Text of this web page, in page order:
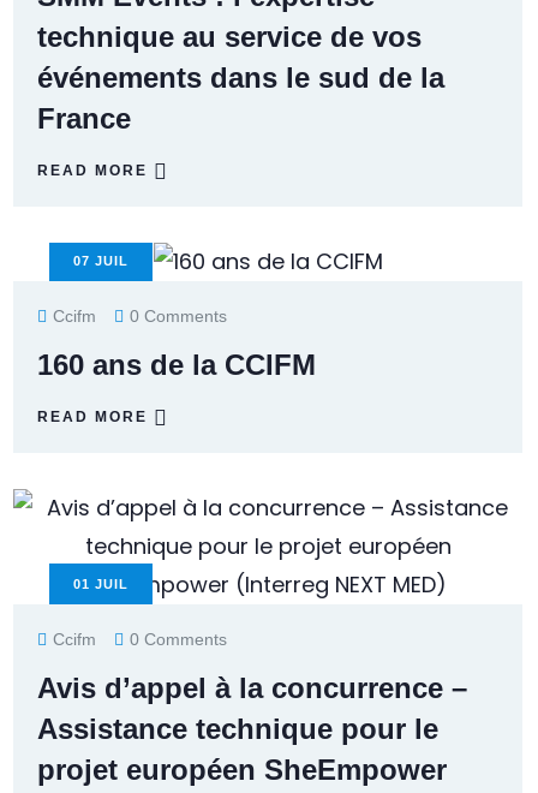
technique au service de vos
événements dans le sud de la
France
READ MORE
07 JUIL
Ccifm 0 Comments
160 ans de la CCIFM
READ MORE
01 JUIL
Ccifm 0 Comments
Avis d’appel à la concurrence –
Assistance technique pour le
projet européen SheEmpower